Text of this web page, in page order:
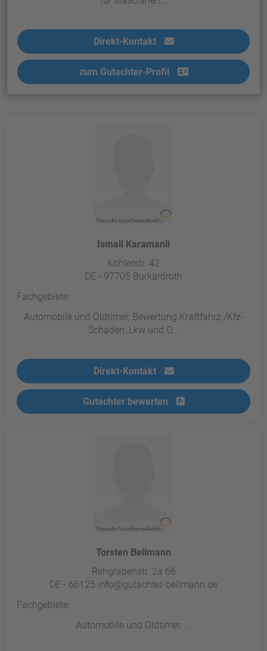
Direkt-Kontakt
zum Gutachter-Profil
Ismail Karamanli
Köhlerstr. 42
DE - 97705 Burkardroth
Fachgebiete:
Automobile und Oldtimer, Bewertung Kraftfahrz./Kfz-
Schäden, Lkw und O...
Direkt-Kontakt
Gutachter bewerten
Torsten Bellmann
Rehgrabenstr. 2a 66
DE - 66125 info@gutachter-bellmann.de
Fachgebiete:
Automobile und Oldtimer, ...